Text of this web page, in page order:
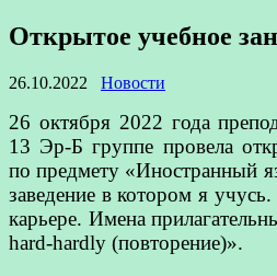
Открытое учебное
26.10.2022 Новости
26 октября 2022 года
13 Эр-Б группе провела
по предмету «Иностранный
заведение в котором я
карьере. Имена
hard-hardly (повторение)».